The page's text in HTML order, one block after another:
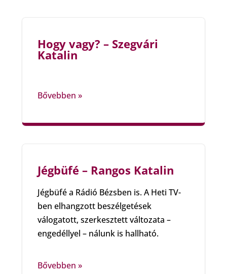
Hogy vagy? – Szegvári
Katalin
Bővebben »
Jégbüfé – Rangos Katalin
Jégbüfé a Rádió Bézsben is. A Heti TV-
ben elhangzott beszélgetések
válogatott, szerkesztett változata –
engedéllyel – nálunk is hallható.
Bővebben »